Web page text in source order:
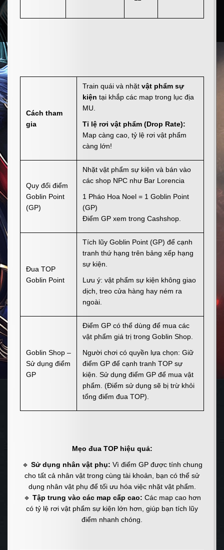
Cách tham
gia
Train quái và nhặt vật phẩm sự
kiện tại khắp các map trong lục địa
MU.
Tỉ lệ rơi vật phẩm (Drop Rate):
Map càng cao, tỷ lệ rơi vật phẩm
càng lớn!
Quy đổi điểm
Goblin Point
(GP)
Nhặt vật phẩm sự kiện và bán vào
các shop NPC như Bar Lorencia
1 Pháo Hoa Noel = 1 Goblin Point
(GP)
Điểm GP xem trong Cashshop.
Đua TOP
Goblin Point
Tích lũy Goblin Point (GP) để cạnh
tranh thứ hạng trên bảng xếp hạng
sự kiện.
Lưu ý: vật phẩm sự kiện không giao
dịch, treo cửa hàng hay ném ra
ngoài.
Goblin Shop –
Sử dụng điểm
GP
Điểm GP có thể dùng để mua các
vật phẩm giá trị trong Goblin Shop.
Người chơi có quyền lựa chọn: Giữ
điểm GP để cạnh tranh TOP sự
kiện. Sử dụng điểm GP để mua vật
phẩm. (Điểm sử dụng sẽ bị trừ khỏi
tổng điểm đua TOP).
Mẹo đua TOP hiệu quả:
🔹 Sử dụng nhân vật phụ: Vì điểm GP được tính chung
cho tất cả nhân vật trong cùng tài khoản, bạn có thể sử
dụng nhân vật phụ để tối ưu hóa việc nhặt vật phẩm.
🔹 Tập trung vào các map cấp cao: Các map cao hơn
có tỷ lệ rơi vật phẩm sự kiện lớn hơn, giúp bạn tích lũy
điểm nhanh chóng.